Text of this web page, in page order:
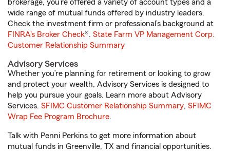
brokerage, you’re offered a variety of account types and a
wide range of mutual funds offered by industry leaders.
Check the investment firm or professional’s background at
FINRA's Broker Check®. State Farm VP Management Corp.
Customer Relationship Summary
Advisory Services
Whether you’re planning for retirement or looking to grow
and protect your wealth, Advisory Services is designed to
help you pursue your goals. Learn more about Advisory
Services. SFIMC Customer Relationship Summary, SFIMC
Wrap Fee Program Brochure.
Talk with Penni Perkins to get more information about
mutual funds in Greenville, TX and financial opportunities.